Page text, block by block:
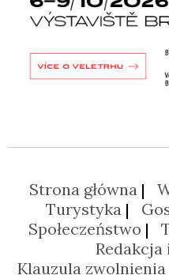
Strona główna
Turystyka
Społeczeństwo
Redakcja
Klauzula